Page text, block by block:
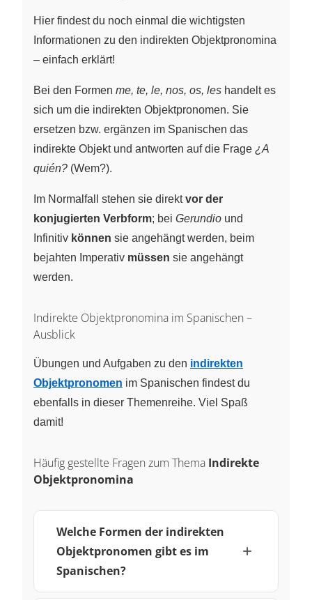
Hier findest du noch einmal die wichtigsten
Informationen zu den indirekten Objektpronomina
– einfach erklärt!
Bei den Formen me, te, le, nos, os, les handelt es
sich um die indirekten Objektpronomen. Sie
ersetzen bzw. ergänzen im Spanischen das
indirekte Objekt und antworten auf die Frage ¿A
quién? (Wem?).
Im Normalfall stehen sie direktvor der
konjugierten Verbform; bei Gerundio und
Infinitiv können sie angehängt werden, beim
bejahten Imperativ müssen sie angehängt
werden.
Indirekte Objektpronomina im Spanischen –
Ausblick
Übungen und Aufgaben zu den indirekten
Objektpronomen im Spanischen findest du
ebenfalls in dieser Themenreihe. Viel Spaß
damit!
Häufig gestellte Fragen zum Thema Indirekte
Objektpronomina
Welche Formen der indirekten
Objektpronomen gibt es im
Spanischen?